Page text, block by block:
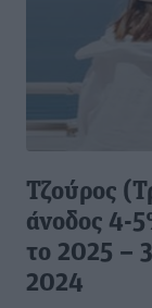
Τζούρος
άνοδος 4-
το 2025 –
2024